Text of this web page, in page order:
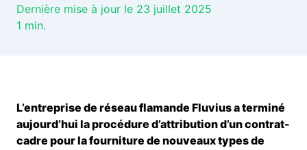
Dernière mise à jour le 23 juillet 2025
1 min.
L’entreprise de réseau flamande Fluvius a terminé
aujourd’hui la procédure d’attribution d’un contrat-
cadre pour la fourniture de nouveaux types de